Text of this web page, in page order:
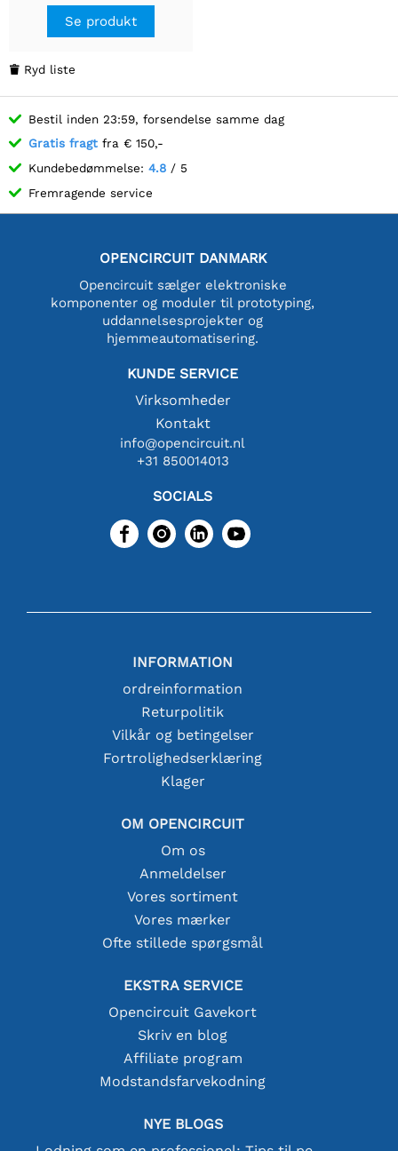
Se produkt
 Ryd liste
Bestil inden 23:59, forsendelse samme dag
Gratis fragt fra € 150,-
Kundebedømmelse: 4.8 / 5
Fremragende service
OPENCIRCUIT DANMARK
Opencircuit sælger elektroniske
komponenter og moduler til prototyping,
uddannelsesprojekter og
hjemmeautomatisering.
KUNDE SERVICE
Virksomheder
Kontakt
info@opencircuit.nl
+31 850014013
SOCIALS
INFORMATION
ordreinformation
Returpolitik
Vilkår og betingelser
Fortrolighedserklæring
Klager
OM OPENCIRCUIT
Om os
Anmeldelser
Vores sortiment
Vores mærker
Ofte stillede spørgsmål
EKSTRA SERVICE
Opencircuit Gavekort
Skriv en blog
Affiliate program
Modstandsfarvekodning
NYE BLOGS